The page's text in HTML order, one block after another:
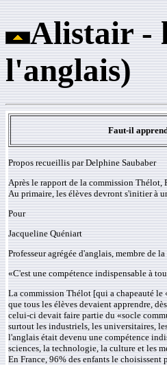
Alistair -
l'anglais)
Faut-il
Propos recueillis par Delphine Saubaber
Après le rapport de la commission
Au primaire, les élèves devront s'initier à
Pour
Jacqueline Quéniart
Professeur agrégée d'anglais, membre de
«C'est une compétence indispensable à
La commission Thélot [qui a chapeauté le
que tous les élèves devaient apprendre,
celui-ci devait faire partie du «socle
surtout les industriels, les universitaires,
l'anglais était devenu une compétence
sciences, la technologie, la culture et les
En France, 96% des enfants le choisissent